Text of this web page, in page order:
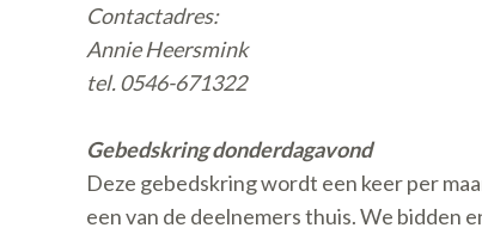
Contactadres:
Annie Heersmink
tel. 0546-671322
Gebedskring donderdagavond
Deze gebedskring wordt een keer per
een van de deelnemers thuis. We bidden